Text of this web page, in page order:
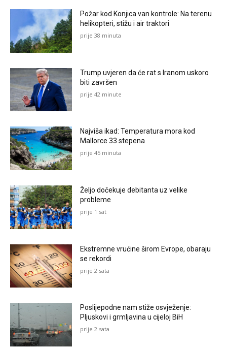
Požar kod Konjica van kontrole: Na terenu
helikopteri, stižu i air traktori
prije 38 minuta
Trump uvjeren da će rat s Iranom uskoro
biti završen
prije 42 minute
Najviša ikad: Temperatura mora kod
Mallorce 33 stepena
prije 45 minuta
Željo dočekuje debitanta uz velike
probleme
prije 1 sat
Ekstremne vrućine širom Evrope, obaraju
se rekordi
prije 2 sata
Poslijepodne nam stiže osvježenje:
Pljuskovi i grmljavina u cijeloj BiH
prije 2 sata